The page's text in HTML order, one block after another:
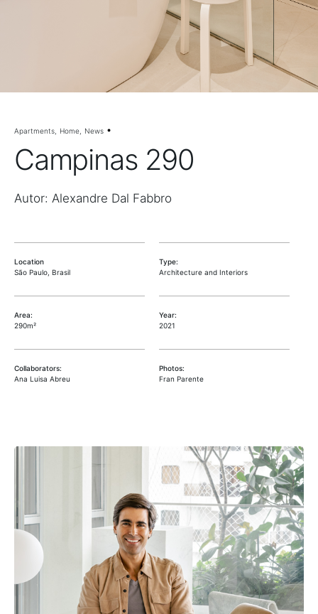
Apartments Home News
Campinas 290
Autor: Alexandre Dal Fabbro
Location
São Paulo, Brasil
Type:
Architecture and Interiors
Area:
290m²
Year:
2021
Collaborators:
Ana Luisa Abreu
Photos:
Fran Parente